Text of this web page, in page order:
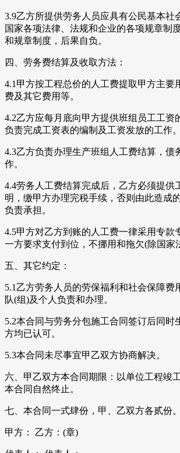
3.9乙方所提供劳务人员应具有公民基本社
国家各项法律、法规和企业的各项规章制
和规章制度，后果自负。
四、劳务费结算及收取方法：
4.1甲方按工程总价的人工费提取甲方主要
费及其它费用等。
4.2乙方应每月底向甲方提供班组员工工资
负责完成工资表的编制及工资发放的工作。
4.3乙方负责办理生产班组人工费结算，债
作。
4.4劳务人工费结算完成后，乙方必须提供
明，缴甲方办理完税手续，否则由此造成
负责承担。
4.5甲方对乙方到账的人工费一律采用专款
一方要求支付到位，不挪用和拖欠(除国家
五、其它约定：
5.1乙方劳务人员的劳保福利和社会保障费
队(组)及个人负责和办理。
5.2本合同与劳务分包施工合同签订后同时
方均已认可。
5.3本合同未尽事宜甲乙双方协商解决。
六、甲乙双方本合同期限：以单位工程竣
本合同自然终止。
七、本合同一式肆份，甲、乙双方各贰份。
甲方： 乙方：(章)